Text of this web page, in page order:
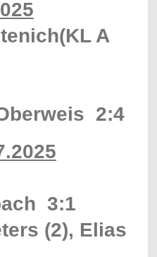
A
2:4
3:1
(2), Elias